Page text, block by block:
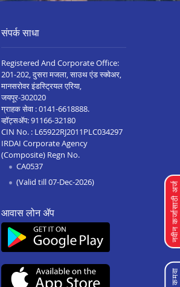
नवीन कर्जासाठी अर्ज
संपर्क साधा
Registered And Corporate Office:
201-202, दुसरा मजला, साउथ एंड स्क्वेअर,
मानसरोवर इंडस्ट्रियल एरिया,
जयपूर-302020
ग्राहक सेवा :0141-6618888.
व्हॉट्सॲप:91166-32180
CIN No. : L65922RJ2011PLC034297
IRDAI Corporate Agency
(Composite) Regn No.
CA0537
(Valid till 07-Dec-2026)
आवास लोन ॲप